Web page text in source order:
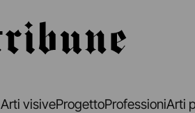
Arti visiveProgettoProfessioniArti